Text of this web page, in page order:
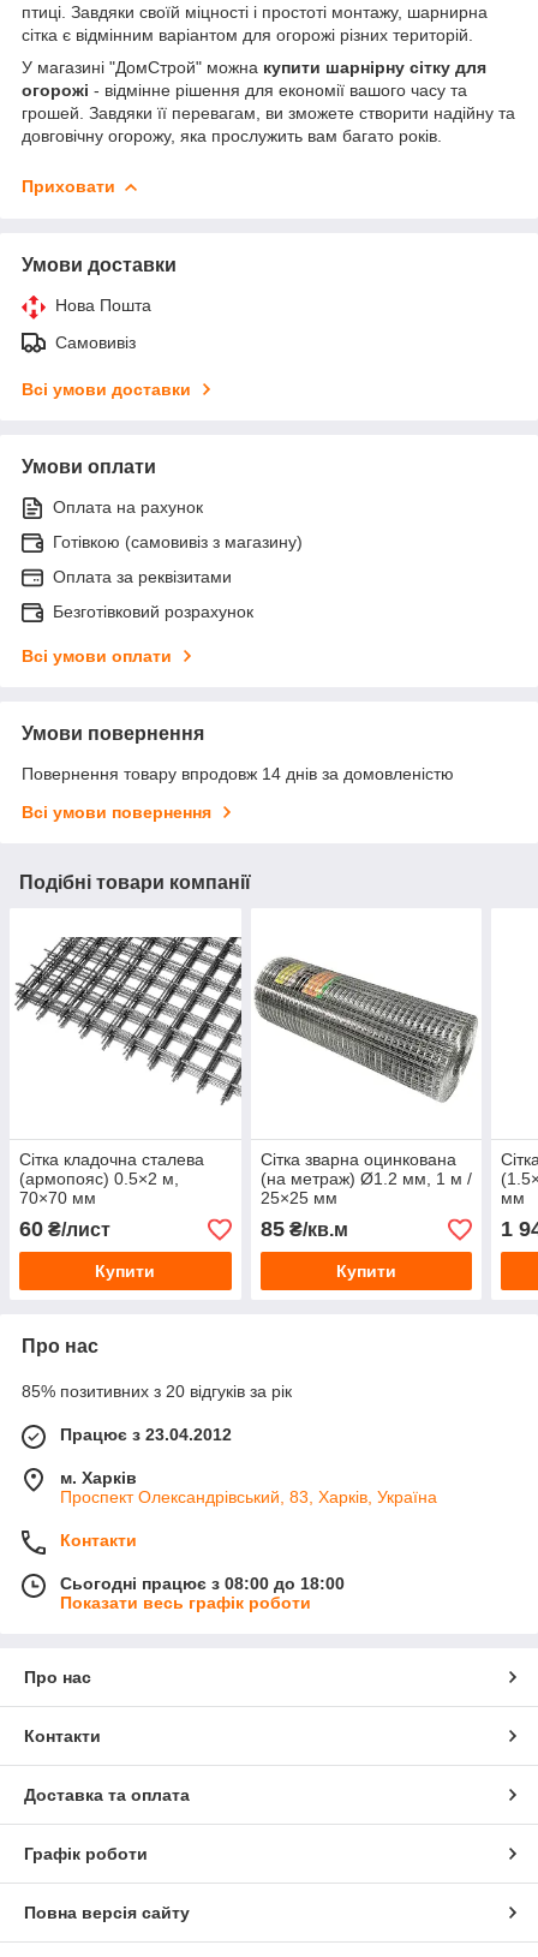
птиці. Завдяки своїй міцності і простоті монтажу, шарнирна
сітка є відмінним варіантом для огорожі різних територій.
У магазині "ДомСтрой" можна купити шарнірну сітку для
огорожі - відмінне рішення для економії вашого часу та
грошей. Завдяки її перевагам, ви зможете створити надійну та
довговічну огорожу, яка прослужить вам багато років.
Приховати
Умови доставки
Нова Пошта
Самовивіз
Всі умови доставки
Умови оплати
Оплата на рахунок
Готівкою (самовивіз з магазину)
Оплата за реквізитами
Безготівковий розрахунок
Всі умови оплати
Умови повернення
Повернення товару впродовж 14 днів за домовленістю
Всі умови повернення
Подібні товари компанії
Сітка кладочна сталева
(армопояс) 0.5×2 м,
70×70 мм
60 ₴/лист
Купити
Сітка зварна оцинкована
(на метраж) Ø1.2 мм, 1 м /
25×25 мм
85₴/кв.м
Купити
мм
1
Про нас
85% позитивних з 20 відгуків за рік
Працює з 23.04.2012
м. Харків
Проспект Олександрівський, 83, Харків, Україна
Контакти
Сьогодні працює з 08:00 до 18:00
Показати весь графік роботи
Про нас
Контакти
Доставка та оплата
Графік роботи
Повна версія сайту